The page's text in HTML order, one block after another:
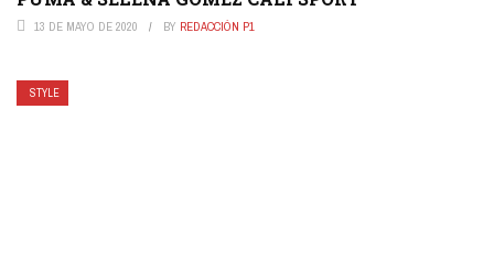
13 DE MAYO DE 2020 BY REDACCIÓN P1
STYLE